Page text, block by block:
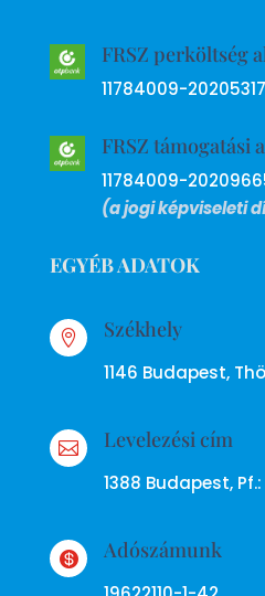
FRSZ perköltség
11784009-20205317
FRSZ támogatási
11784009-
(a jogi képviseleti
EGYÉB ADATOK
 Székhely
1146 Budapest,
 Levelezési cím
1388 Budapest, Pf.:
 Adószámunk